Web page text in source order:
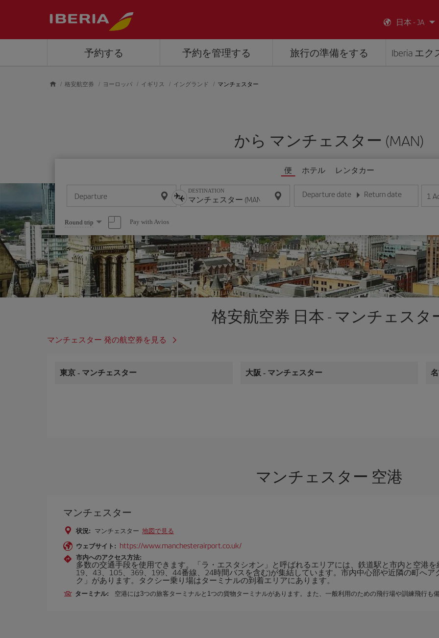
日本 - JA
予約する 予約を管理する 旅行の準備をする Iberia エ
格安航空券 ヨーロッパ イギリス イングランド マンチェスター
から マンチェスター (MAN)
便 ホテル レンタカー
Departure DESTINATION Departure date
日/月/年の形式で日付を入力してください
Return date
日/月/年の形式で日付を入力
1
Select
one
option
Round trip Pay with Avios
格安航空券 日本 - マンチェスタ
マンチェスター 発の航空券を見る
東京 - マンチェスター 大阪 - マンチェスター
マンチェスター 空港
マンチェスター
状況: マンチェスター 地図で見る
ウェブサイト: https://www.manchesterairport.co.uk/
市内へのアクセス方法:
多数の交通手段を使用できます。「ラ・エスタシオン」と呼ばれるエリアには、鉄道駅と市内と空港を
19、43、105、369、199、44番線、24時間バスを含む)が集結しています。市内中心部や近隣の町へ
ク」があります。タクシー乗り場はターミナルの到着エリアにあります。
ターミナル: 空港には3つの旅客ターミナルと1つの貨物ターミナルがあります。また、一般利用のための飛行場や訓練飛行も備